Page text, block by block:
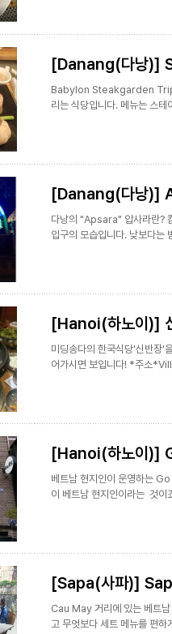
[Danang(다낭)]
Babylon Steakgarden
리는 식당입니다. 메뉴는 스
[Danang(다낭)]
다낭의 "Apsara" 압사라란?
입구의 모습입니다. 낮보다는
[Hanoi(하노이)]
미딩송다의 한국식당'신반장'
어가시면 보입니다! *주소
[Hanoi(하노이)]
베트남 현지인이 운영하는
이 베트남 현지인이라는 것이
[Sapa(사파)]
Cau May 거리에 있는 베트남
고 무엇보다 세트 메뉴를 편